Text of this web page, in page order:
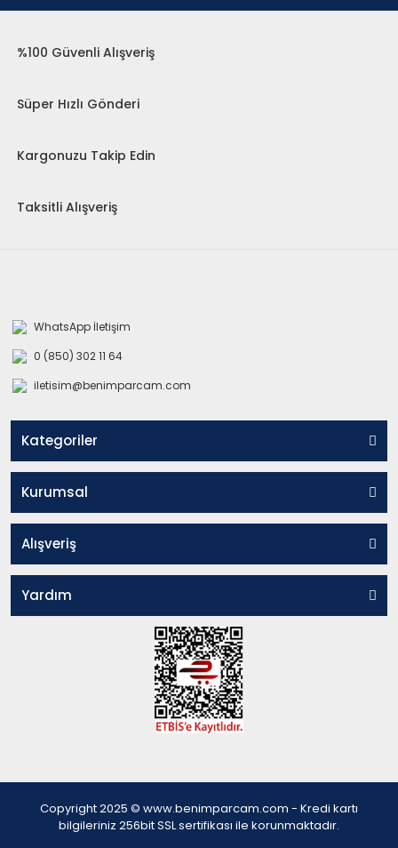
%100 Güvenli Alışveriş
Süper Hızlı Gönderi
Kargonuzu Takip Edin
Taksitli Alışveriş
WhatsApp İletişim
0 (850) 302 11 64
iletisim@benimparcam.com
Kategoriler
Kurumsal
Alışveriş
Yardım
Copyright 2025 © www.benimparcam.com - Kredi kartı
bilgileriniz 256bit SSL sertifikası ile korunmaktadır.